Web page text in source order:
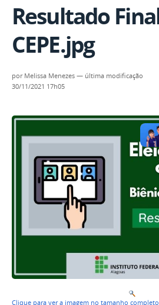
Resultado
CEPE.jpg
por Melissa Menezes — última modificação
30/11/2021 17h05
Clique para ver a imagem no tamanho